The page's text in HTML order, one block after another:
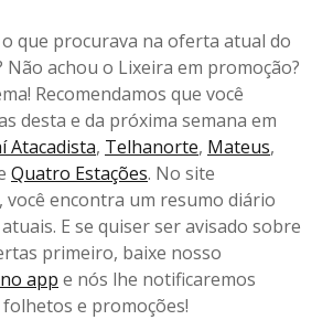
que procurava na oferta atual do
Não achou o Lixeira em promoção?
Recomendamos que você
desta e da próxima semana em
Atacadista, Telhanorte, Mateus,
Quatro Estações. No site
, você encontra um resumo diário
E se quiser ser avisado sobre
primeiro, baixe nosso
app e nós lhe notificaremos
e promoções!